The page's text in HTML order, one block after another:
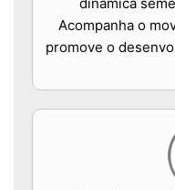
Acompanha o
promove o